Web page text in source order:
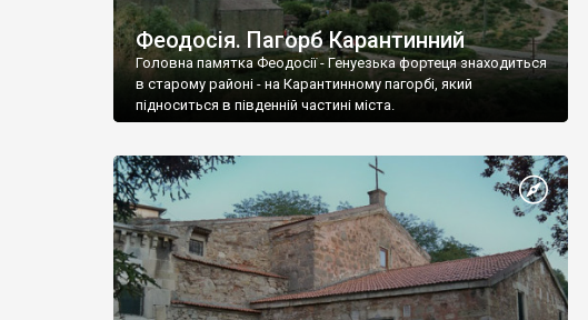
Феодосія. Пагорб Карантинний
Головна памятка Феодосії - Генуезька фортеця знаходиться
в старому районі - на Карантинному пагорбі, який
підноситься в південній частині міста.